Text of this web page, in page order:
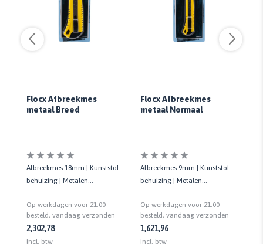
Flocx Afbreekmes
metaal Breed
Afbreekmes 18mm | Kunststof
behuizing | Metalen
veiligheidsslot
Op werkdagen voor 21:00
besteld, vandaag verzonden
2,302,78
Incl. btw
Flocx Afbreekmes
metaal Normaal
Afbreekmes 9mm | Kunststof
behuizing | Metalen
veiligheidsslot
Op werkdagen voor 21:00
besteld, vandaag verzonden
1,621,96
Incl. btw